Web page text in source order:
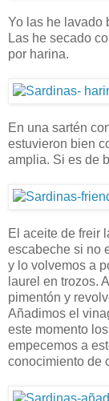
Yo las he lavado
Las he secado
por harina.
En una sartén
estuvieron bien
amplia. Si es de
El aceite de freir
escabeche si no
y lo volvemos a
laurel en trozos.
pimentón y
Añadimos el
este momento
empecemos a
conocimiento de